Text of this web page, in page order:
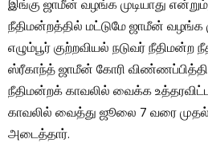
இங்கு ஜாமீன் வழங்க முடியாது என்றும்,
நீதிமன்றத்தில் மட்டுமே ஜாமீன் வழங்க
எழும்பூர் குற்றவியல் நடுவர் நீதிமன்ற
ஸ்ரீகாந்த் ஜாமீன் கோரி
நீதிமன்றக் காவலில் வைக்க
காவலில் வைத்து ஜூலை 7 வரை முதல்
அடைத்தார்.